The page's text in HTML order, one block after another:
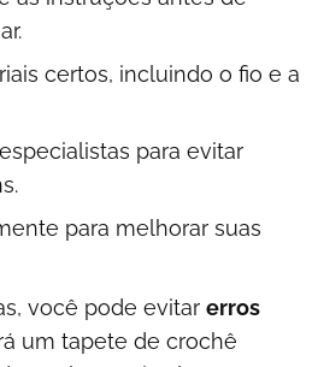
certos, incluindo o fio e a
para evitar
para melhorar suas
você pode evitar erros
um tapete de crochê